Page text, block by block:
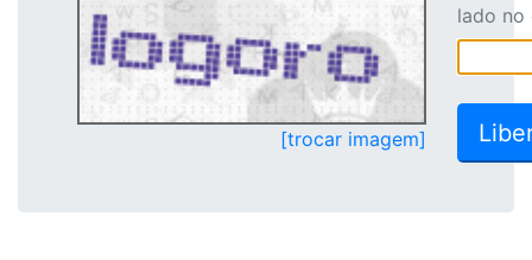
[trocar imagem]
lado no